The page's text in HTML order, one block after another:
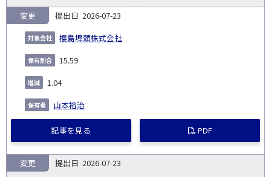
2026-07-23
櫻島埠頭株式会社
変更
15.59
1.04
山本裕治
記事を見る PDF
2026-07-23
変更